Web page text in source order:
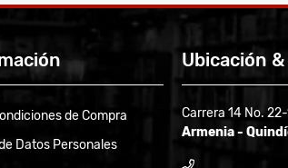
de Compra
Datos Personales
Ubicación
Carrera 14 No.
Armenia -